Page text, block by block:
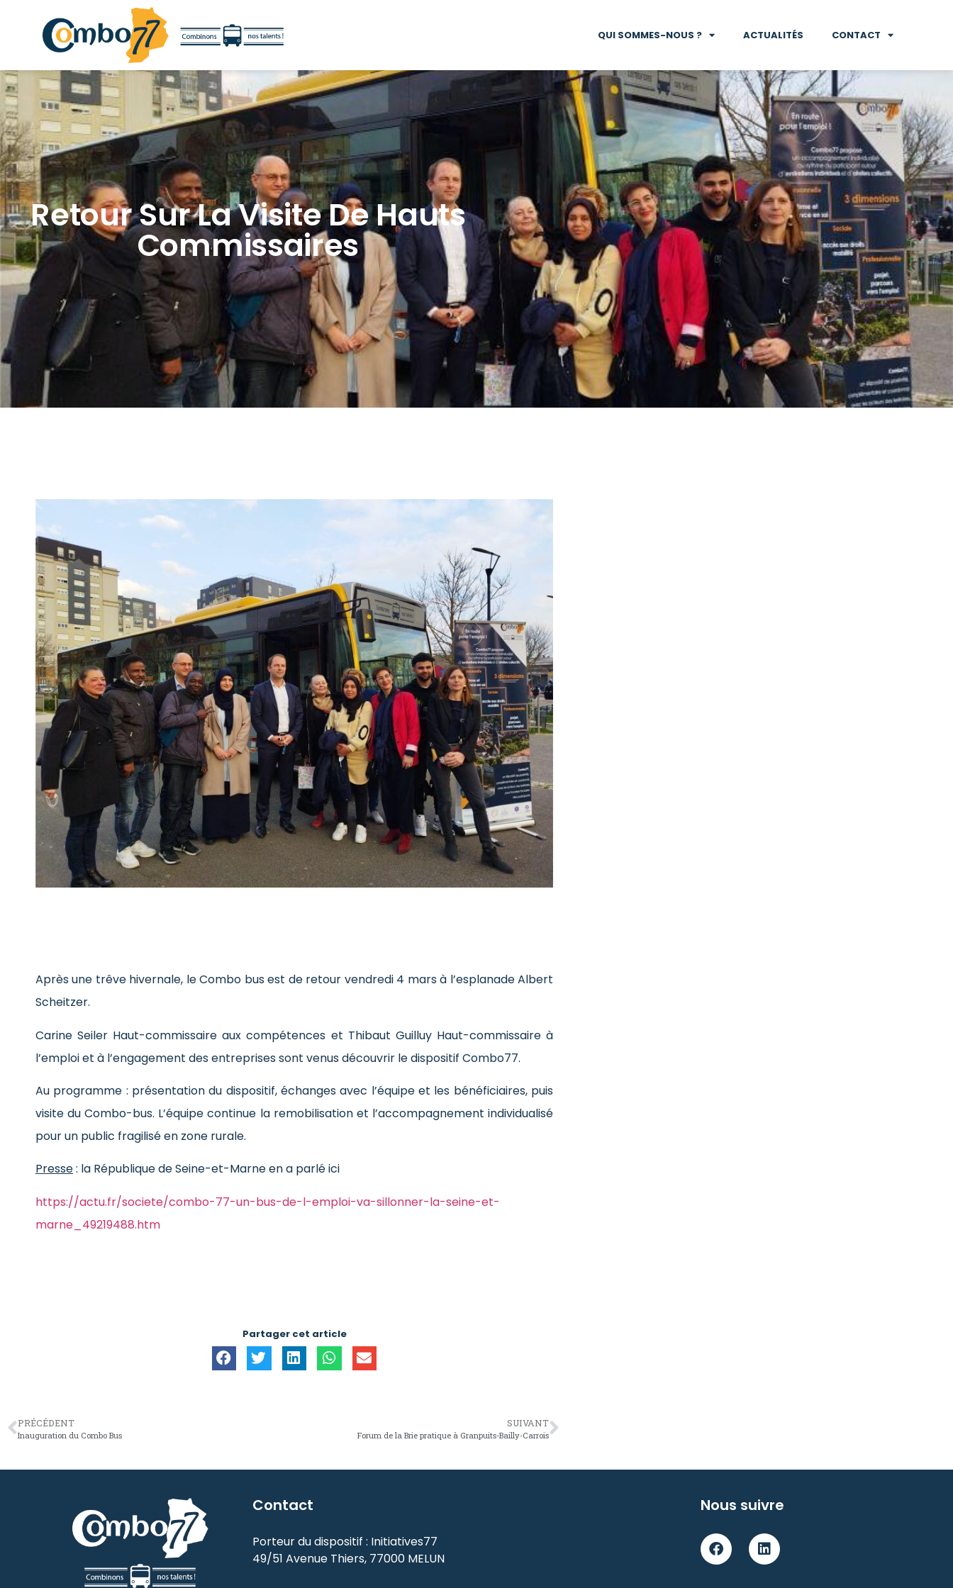
QUI SOMMES-NOUS ? ACTUALITÉS CONTACT
Retour Sur La Visite De Hauts
Commissaires
Après une trêve hivernale, le Combo bus est de retour vendredi 4 mars à l’esplanade Albert
Scheitzer.
Carine Seiler Haut-commissaire aux compétences et Thibaut Guilluy Haut-commissaire à
l’emploi et à l’engagement des entreprises sont venus découvrir le dispositif Combo77.
Au programme : présentation du dispositif, échanges avec l’équipe et les bénéficiaires, puis
visite du Combo-bus. L’équipe continue la remobilisation et l’accompagnement individualisé
pour un public fragilisé en zone rurale.
Presse: la République de Seine-et-Marne en a parlé ici
https://actu.fr/societe/combo-77-un-bus-de-l-emploi-va-sillonner-la-seine-et-
marne_49219488.htm
Partager cet article
PRÉCÉDENT
Inauguration du Combo Bus
SUIVANT
Forum de la Brie pratique à Granpuits-Bailly-Carrois
Contact
Porteur du dispositif : Initiatives77
49/51 Avenue Thiers, 77000 MELUN
Nous suivre